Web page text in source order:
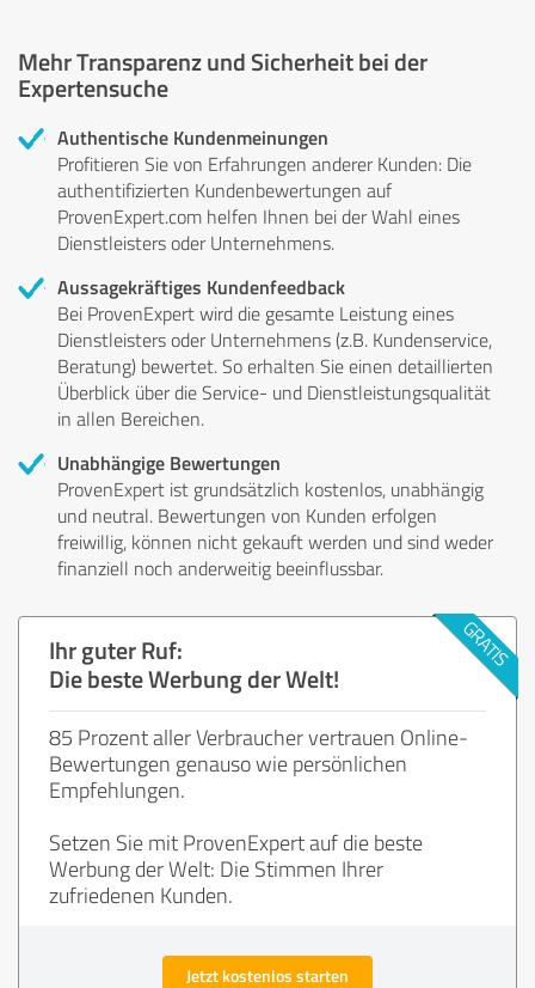
Mehr Transparenz und Sicherheit bei der
Expertensuche
Authentische Kundenmeinungen
Profitieren Sie von Erfahrungen anderer Kunden: Die
authentifizierten Kundenbewertungen auf
ProvenExpert.com helfen Ihnen bei der Wahl eines
Dienstleisters oder Unternehmens.
Aussagekräftiges Kundenfeedback
Bei ProvenExpert wird die gesamte Leistung eines
Dienstleisters oder Unternehmens (z.B. Kundenservice,
Beratung) bewertet. So erhalten Sie einen detaillierten
Überblick über die Service- und Dienstleistungsqualität
in allen Bereichen.
Unabhängige Bewertungen
ProvenExpert ist grundsätzlich kostenlos, unabhängig
und neutral. Bewertungen von Kunden erfolgen
freiwillig, können nicht gekauft werden und sind weder
finanziell noch anderweitig beeinflussbar.
Ihr guter Ruf:
Die beste Werbung der Welt!
85 Prozent aller Verbraucher vertrauen Online-
Bewertungen genauso wie persönlichen
Empfehlungen.
Setzen Sie mit ProvenExpert auf die beste
Werbung der Welt: Die Stimmen Ihrer
zufriedenen Kunden.
Jetzt kostenlos starten